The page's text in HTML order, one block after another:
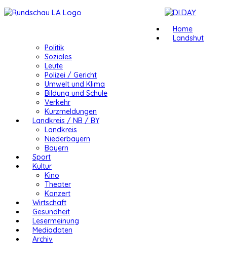
Home
Landshut
Politik
Soziales
Leute
Polizei / Gericht
Umwelt und Klima
Bildung und Schule
Verkehr
Kurzmeldungen
Landkreis / NB / BY
Landkreis
Niederbayern
Bayern
Sport
Kultur
Kino
Theater
Konzert
Wirtschaft
Gesundheit
Lesermeinung
Mediadaten
Archiv